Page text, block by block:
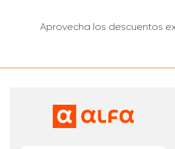
Aprovecha los descuentos